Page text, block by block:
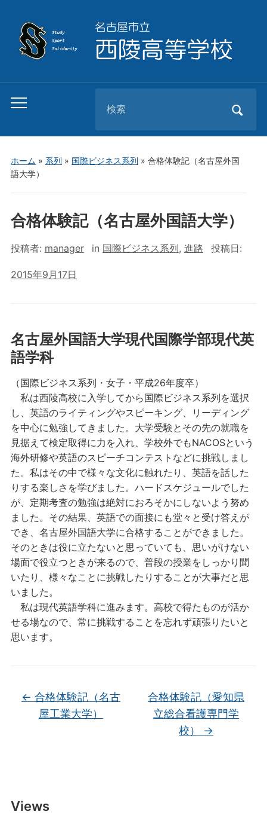
Toggle
menu
for:
ホーム » 系列 » 国際ビジネス系列 » 合格体験記（名古屋外国
語大学）
合格体験記（名古屋外国語大学）
投稿者: manager in 国際ビジネス系列, 進路 投稿日:
2015年9月17日
名古屋外国語大学現代国際学部現代英
語学科
（国際ビジネス系列・女子・平成26年度卒）
私は西陵高校に入学してから国際ビジネス系列を選択
し、英語のライティングやスピーキング、リーディング
を中心に勉強してきました。大学受験とその先の就職を
見据えて検定取得に力を入れ、学校外でもNACOSという
海外研修や英語のスピーチコンテストなどに挑戦しまし
た。私はその中で様々な文化に触れたり、英語を話した
りする楽しさを学びました。ハードスケジュールでした
が、定期考査の勉強は絶対におろそかにしないよう努め
ました。その結果、英語での面接にも堂々と受け答えが
でき、名古屋外国語大学に合格することができました。
そのときは役に立たないと思っていても、思いがけない
場面で役立つときが来るので、普段の授業をしっかり聞
いたり、様々なことに挑戦したりすることが大事だと思
いました。
私は現代英語学科に進みます。高校で得たものが活か
せる場なので、常に挑戦することを忘れず頑張りたいと
思います。
← 合格体験記（名古
屋工業大学）
合格体験記（愛知県
立総合看護専門学
校） →
Views